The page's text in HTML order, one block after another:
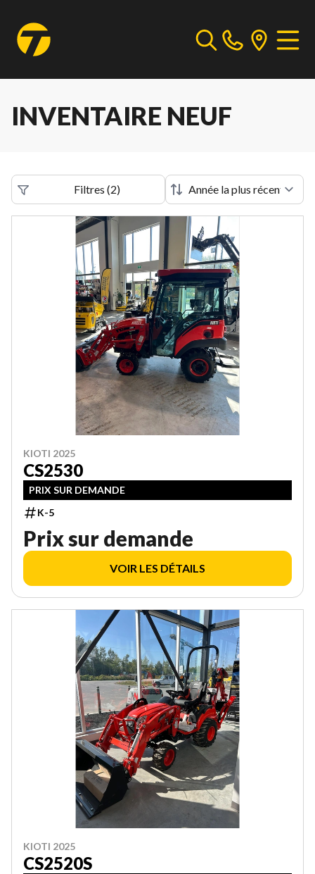
INVENTAIRE NEUF
Filtres (2)
KIOTI 2025
CS2530
PRIX SUR DEMANDE
K-5
Prix sur demande
VOIR LES DÉTAILS
KIOTI 2025
CS2520S